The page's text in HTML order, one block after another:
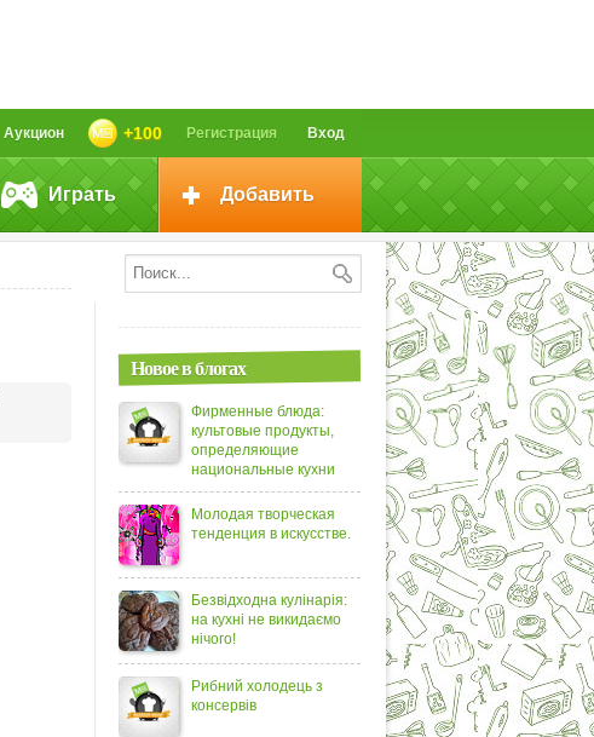
Вход
Регистрация
+100
Аукцион
Играть Добавить
Новое в блогах
Фирменные блюда:
культовые продукты,
определяющие
национальные кухни
Молодая творческая
тенденция в искусстве.
Безвідходна кулінарія:
на кухні не викидаємо
нічого!
Рибний холодець з
консервів